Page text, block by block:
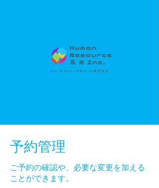
予約管理
ご予約の確認や、必要な変更を加える
ことができます。